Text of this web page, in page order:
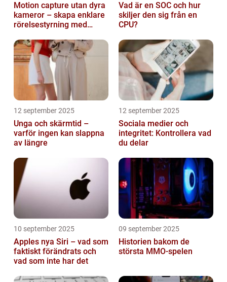
Motion capture utan dyra
kameror – skapa enklare
rörelsestyrning med
Vad är en SOC och hur
skiljer den sig från en
CPU?
12 september 2025
Unga och skärmtid –
varför ingen kan slappna
av längre
12 september 2025
Sociala medier och
integritet: Kontrollera vad
du delar
10 september 2025
Apples nya Siri – vad som
faktiskt förändrats och
vad som inte har det
09 september 2025
Historien bakom de
största MMO-spelen